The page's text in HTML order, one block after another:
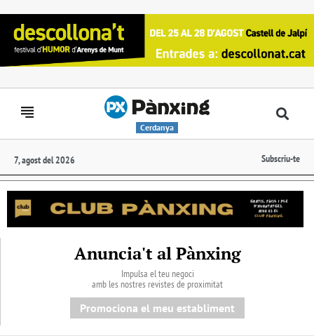
Cerdanya
7, agost del 2026 Subscriu-te
Anuncia't al Pànxing
Impulsa el teu negoci
amb les nostres revistes de proximitat
Promociona el meu establiment